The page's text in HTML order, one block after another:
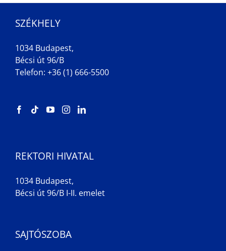
SZÉKHELY
1034 Budapest,
Bécsi út 96/B
Telefon: +36 (1) 666-5500
REKTORI HIVATAL
1034 Budapest,
Bécsi út 96/B I-II. emelet
SAJTÓSZOBA